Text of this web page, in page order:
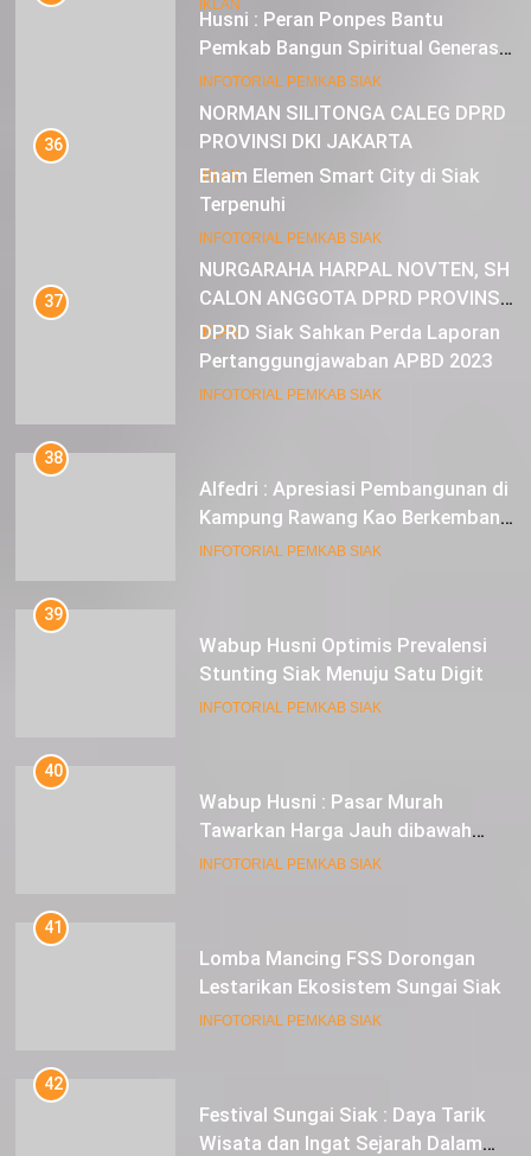
IKLAN
NORMAN SILITONGA CALEG DPRD
PROVINSI DKI JAKARTA
IKLAN
NURGARAHA HARPAL NOVTEN, SH
CALON ANGGOTA DPRD PROVINSI
DKI JAKARTA
IKLAN
Husni : Peran Ponpes Bantu
Pemkab Bangun Spiritual Generasi
Muda
INFOTORIAL PEMKAB SIAK
36
Enam Elemen Smart City di Siak
Terpenuhi
INFOTORIAL PEMKAB SIAK
37
DPRD Siak Sahkan Perda Laporan
Pertanggungjawaban APBD 2023
INFOTORIAL PEMKAB SIAK
38
Alfedri : Apresiasi Pembangunan di
Kampung Rawang Kao Berkembang
Pesat
INFOTORIAL PEMKAB SIAK
39
Wabup Husni Optimis Prevalensi
Stunting Siak Menuju Satu Digit
INFOTORIAL PEMKAB SIAK
40
Wabup Husni : Pasar Murah
Tawarkan Harga Jauh dibawah
Pasar Tradisional
INFOTORIAL PEMKAB SIAK
41
Lomba Mancing FSS Dorongan
Lestarikan Ekosistem Sungai Siak
INFOTORIAL PEMKAB SIAK
42
Festival Sungai Siak : Daya Tarik
Wisata dan Ingat Sejarah Dalam